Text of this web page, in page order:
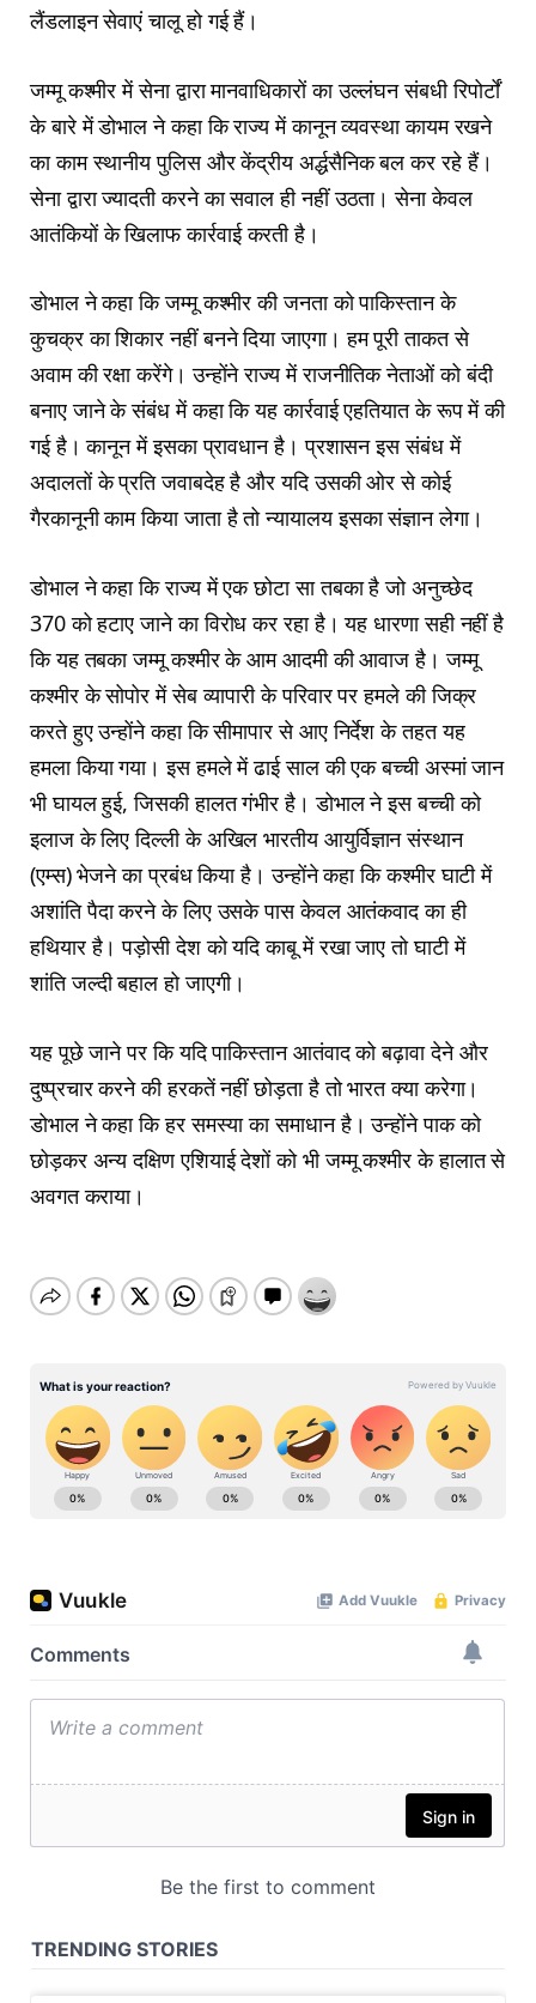
लैंडलाइन सेवाएं चालू हो गई हैं।
जम्मू कश्मीर में सेना द्वारा मानवाधिकारों का उल्लंघन संबधी रिपोर्टों
के बारे में डोभाल ने कहा कि राज्य में कानून व्यवस्था कायम रखने
का काम स्थानीय पुलिस और केंद्रीय अर्द्धसैनिक बल कर रहे हैं।
सेना द्वारा ज्यादती करने का सवाल ही नहीं उठता। सेना केवल
आतंकियों के खिलाफ कार्रवाई करती है।
डोभाल ने कहा कि जम्मू कश्मीर की जनता को पाकिस्तान के
कुचक्र का शिकार नहीं बनने दिया जाएगा। हम पूरी ताकत से
अवाम की रक्षा करेंगे। उन्होंने राज्य में राजनीतिक नेताओं को बंदी
बनाए जाने के संबंध में कहा कि यह कार्रवाई एहतियात के रूप में की
गई है। कानून में इसका प्रावधान है। प्रशासन इस संबंध में
अदालतों के प्रति जवाबदेह है और यदि उसकी ओर से कोई
गैरकानूनी काम किया जाता है तो न्यायालय इसका संज्ञान लेगा।
डोभाल ने कहा कि राज्य में एक छोटा सा तबका है जो अनुच्छेद
370 को हटाए जाने का विरोध कर रहा है। यह धारणा सही नहीं है
कि यह तबका जम्मू कश्मीर के आम आदमी की आवाज है। जम्मू
कश्मीर के सोपोर में सेब व्यापारी के परिवार पर हमले की जिक्र
करते हुए उन्होंने कहा कि सीमापार से आए निर्देश के तहत यह
हमला किया गया। इस हमले में ढाई साल की एक बच्ची अस्मां जान
भी घायल हुई, जिसकी हालत गंभीर है। डोभाल ने इस बच्ची को
इलाज के लिए दिल्ली के अखिल भारतीय आयुर्विज्ञान संस्थान
(एम्स) भेजने का प्रबंध किया है। उन्होंने कहा कि कश्मीर घाटी में
अशांति पैदा करने के लिए उसके पास केवल आतंकवाद का ही
हथियार है। पड़ोसी देश को यदि काबू में रखा जाए तो घाटी में
शांति जल्दी बहाल हो जाएगी।
यह पूछे जाने पर कि यदि पाकिस्तान आतंवाद को बढ़ावा देने और
दुष्प्रचार करने की हरकतें नहीं छोड़ता है तो भारत क्या करेगा।
डोभाल ने कहा कि हर समस्या का समाधान है। उन्होंने पाक को
छोड़कर अन्य दक्षिण एशियाई देशों को भी जम्मू कश्मीर के हालात से
अवगत कराया।